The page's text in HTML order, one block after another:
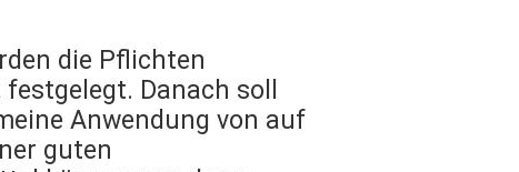
die Pflichten
Danach soll
Anwendung von auf
guten